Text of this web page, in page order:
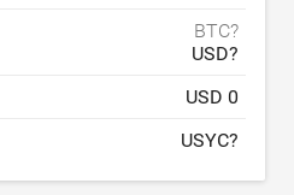
BTC?
USD?
USD 0
USYC?